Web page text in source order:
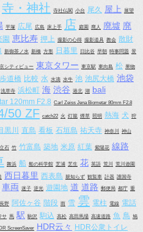
寺・神社 寺社仏閣 小台 尾久 屋上 展望
平塚 広尾 広島 床上手 店 庭園 廃人 廃墟 廃
園 恵比寿 押上 撮影の心得 撮影道具 教会 散財
新御茶ノ水 新橋 方形 日暮里 日比谷 早朝 時事問題 景
シティビュー 東京タワー 東京駅 東向島 松 果物
歩道橋 比較 水 水滴 水牛 池 池尻大橋 池袋
浅草寺 浜松町 海 渋谷 港北 湖 bali
120mm F2.8 Carl Zeiss Jena Biometar 80mm F2.8
50 ZF catch22 火 灯籠 煙草 照明 熱海 犬 狩
黒川 直島 看板 石垣島 祐天寺 神奈川 神山
立石 竹 竹富島 築地 米原 紅葉 紫陽花 線路
舞浜 船 船の科学館 芝浦 芝生 花 英語 荒川 荒川遊園
西日暮里 西表島 親知らず 観覧車 計器 護国寺
車両 迷子 逆光 遊園地 道 道路 郵便局 都庁 重
長野 阿佐ヶ谷 階段 雨 雪 雲 電柱 電線
電話
サ 馬 駅 駒沢 駒込 高松 高田馬場 高速道路 魚 鳥 鳩
ScreenSaver HDR云々
HDR公衆トイレ